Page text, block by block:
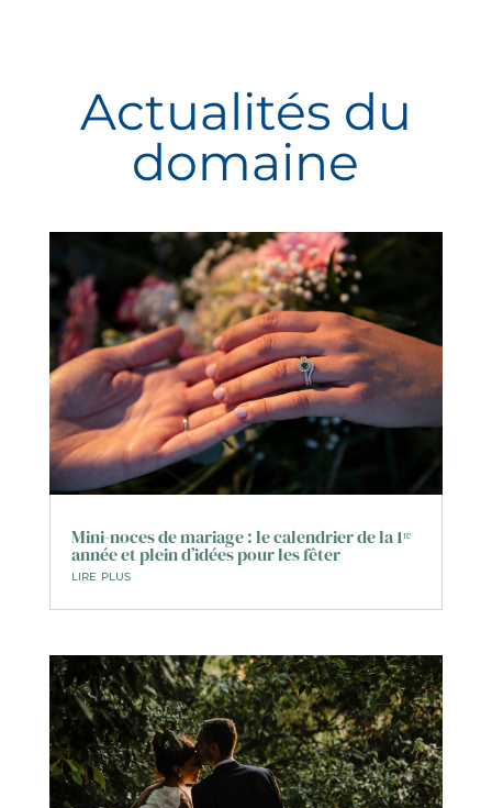
Actualités du
domaine
Mini-noces de mariage : le calendrier de la 1ʳᵉ
année et plein d’idées pour les fêter
lire plus